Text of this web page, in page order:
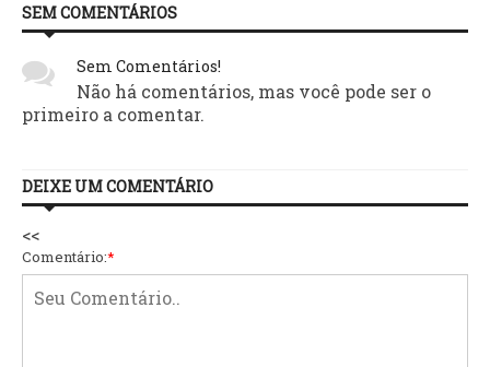
SEM COMENTÁRIOS
Sem Comentários!
Não há comentários, mas você pode ser o
primeiro a comentar.
DEIXE UM COMENTÁRIO
<<
Comentário:*